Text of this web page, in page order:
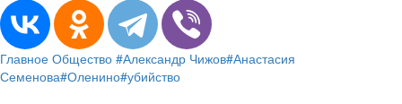
Главное Общество #Александр Чижов#Анастасия
Семенова#Оленино#убийство